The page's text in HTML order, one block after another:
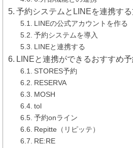
予約システムとLINEを連携す
LINEの公式アカウントを作る
予約システムを導入
LINEと連携する
LINEと連携ができるおすすめ
STORES予約
RESERVA
MOSH
tol
予約onライン
Repitte（リピッテ）
RE:RE